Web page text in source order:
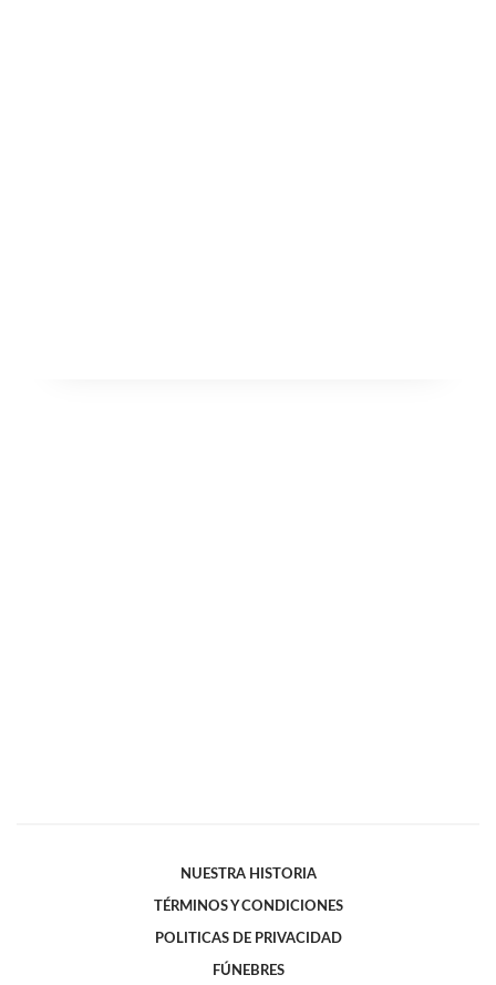
NUESTRA HISTORIA
TÉRMINOS Y CONDICIONES
POLITICAS DE PRIVACIDAD
FÚNEBRES